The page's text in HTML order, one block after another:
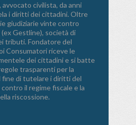
avvocato civilista, da anni
i diritti dei cittadini. Oltre
giudiziarie vinte contro
Gestline), società di
tributi. Fondatore del
Consumatori riceve le
dei cittadini e si batte
trasparenti per la
fine di tutelare i diritti del
il regime fiscale e la
riscossione.